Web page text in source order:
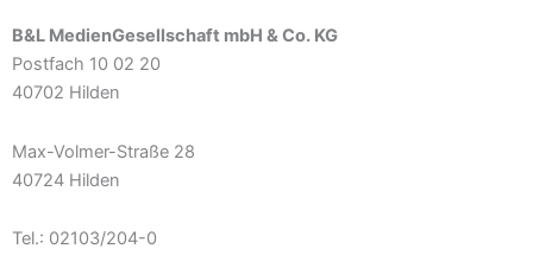
B&L MedienGesellschaft mbH & Co. KG
Postfach 10 02 20
40702 Hilden
Max-Volmer-Straße 28
40724 Hilden
Tel.: 02103/204-0